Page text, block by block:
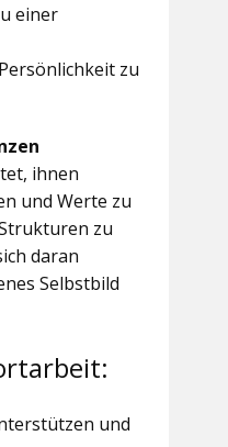
einer
zu
ihnen
und Werte zu
zu
daran
Selbstbild
und